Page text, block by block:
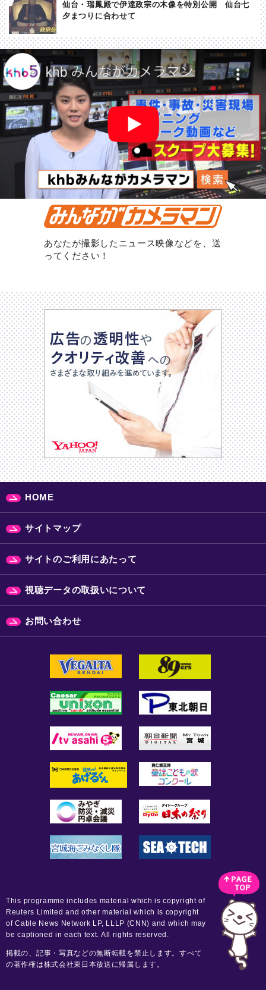
仙台・瑞鳳殿で伊達政宗の木像を特別公開 仙台七
夕まつりに合わせて
あなたが撮影したニュース映像などを、送
ってください！
HOME
サイトマップ
サイトのご利用にあたって
視聴データの取扱いについて
お問い合わせ
This programme includes material which is copyright of
Reuters Limited and other material which is copyright
of Cable News Network LP, LLLP (CNN) and which may
be captioned in each text. All rights reserved.
掲載の、記事・写真などの無断転載を禁止します。すべて
の著作権は株式会社東日本放送に帰属します。